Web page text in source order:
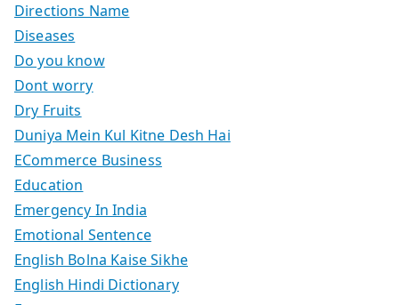
Directions Name
Diseases
Do you know
Dont worry
Dry Fruits
Duniya Mein Kul Kitne Desh Hai
ECommerce Business
Education
Emergency In India
Emotional Sentence
English Bolna Kaise Sikhe
English Hindi Dictionary